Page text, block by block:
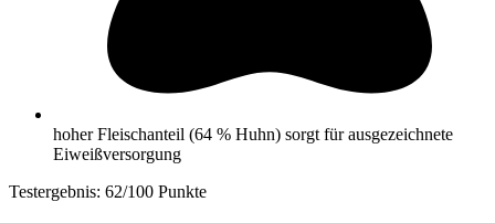
hoher Fleischanteil (64 % Huhn) sorgt für ausgezeichnete
Eiweißversorgung
Testergebnis: 62/100 Punkte